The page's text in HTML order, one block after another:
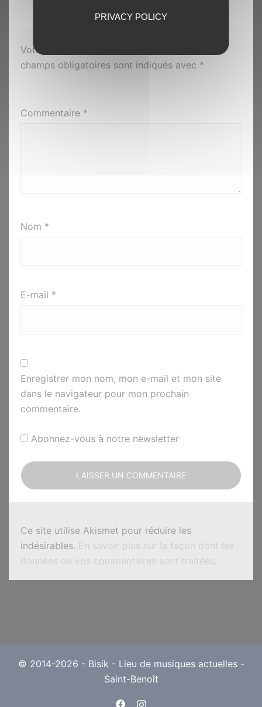
LAISSER UN COMMENTAIRE
Votre adresse e-mail ne sera pas publiée.
champs obligatoires sont indiqués avec *
Commentaire *
Nom *
E-mail *
Enregistrer mon nom, mon e-mail et mon site
dans le navigateur pour mon prochain
commentaire.
Abonnez-vous à notre newsletter
Ce site utilise Akismet pour réduire les
indésirables. En savoir plus sur la façon dont les
données de vos commentaires sont traitées.
© 2014-2026 - Bisik - Lieu de musiques actuelles -
Saint-Benoît
PRIVACY POLICY